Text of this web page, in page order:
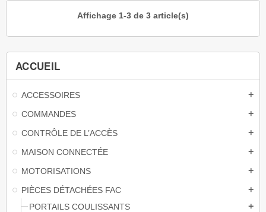
ACCUEIL
ACCESSOIRES add
COMMANDES add
CONTRÔLE DE L’ACCÈS add
MAISON CONNECTÉE add
MOTORISATIONS add
PIÈCES DÉTACHÉES FAC add
PORTAILS COULISSANTS add
Affichage 1-3 de 3 article(s)